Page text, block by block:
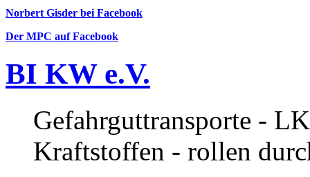
Norbert Gisder bei Facebook
Der MPC auf Facebook
BI KW e.V.
Gefahrguttransporte -
Kraftstoffen - rollen